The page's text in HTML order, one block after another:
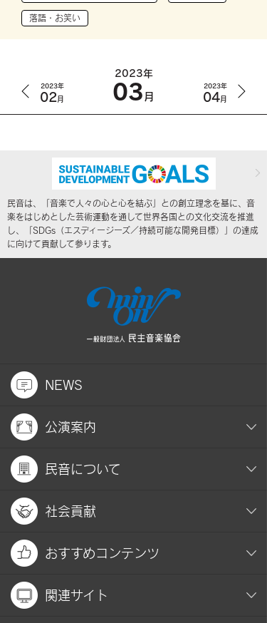
落語・お笑い
2023年
02月
2023年
03 月
2023年
04月
民音は、「音楽で人々の心と心を結ぶ」との創立理念を基に、音
楽をはじめとした芸術運動を通して世界各国との文化交流を推進
し、「SDGs（エスディージーズ／持続可能な開発目標）」の達成
に向けて貢献して参ります。
NEWS
公演案内
民音について
社会貢献
おすすめコンテンツ
関連サイト